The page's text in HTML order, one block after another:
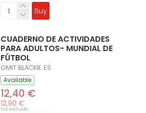
Buy
CUADERNO DE ACTIVIDADES
PARA ADULTOS- MUNDIAL DE
FÚTBOL
OMIT BLACKIE ES
Available
12,40 €
12,90 €
IVA incluido